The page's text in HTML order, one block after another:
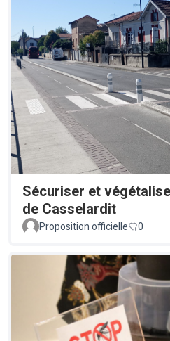
Sécuriser et
de Casselardit
Proposition officielle 0